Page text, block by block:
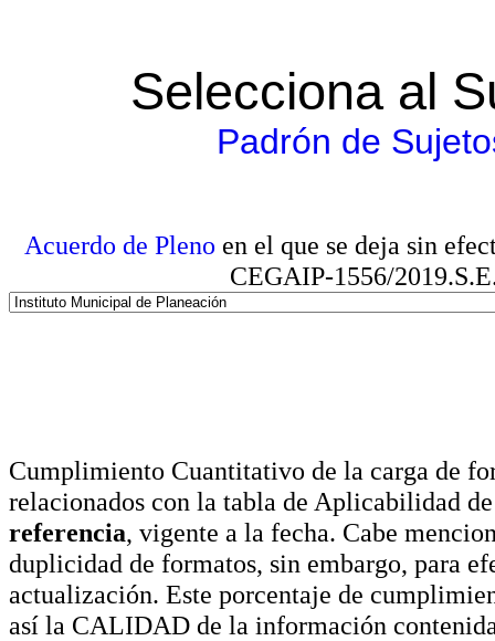
Selecciona al
Padrón de
Acuerdo de Pleno en el que se deja sin
CEGAIP-1556/
Cumplimiento Cuantitativo de la carga de
relacionados con la tabla de Aplicabilidad
referencia, vigente a la fecha. Cabe
duplicidad de formatos, sin embargo, para
actualización. Este porcentaje de
así la CALIDAD de la información